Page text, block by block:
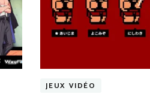
JEUX VIDÉO